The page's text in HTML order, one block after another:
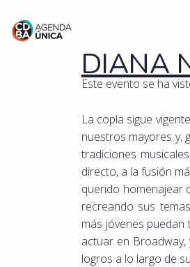
DIANA
Este evento se ha
La copla sigue
nuestros mayores y,
tradiciones
directo, a la fusión
querido homenajear
recreando sus
más jóvenes
actuar en
logros a lo largo de